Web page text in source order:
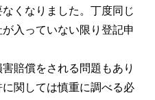
なくなりました。丁度同じ
入っていない限り登記申
賠償をされる問題もあり
関しては慎重に調べる必